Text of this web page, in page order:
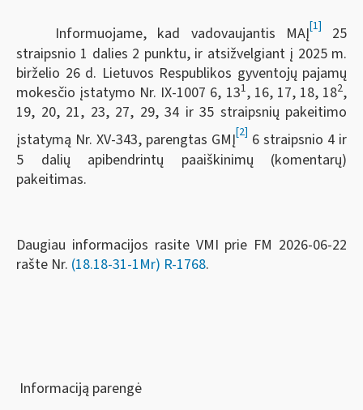
Informuojame, kad vadovaujantis MAĮ[1]
25
straipsnio 1 dalies 2 punktu, ir atsižvelgiant į 2025 m.
birželio 26 d. Lietuvos Respublikos gyventojų pajamų
mokesčio įstatymo Nr. IX-1007 6, 131, 16, 17, 18, 182,
19, 20, 21, 23, 27, 29, 34 ir 35 straipsnių pakeitimo
įstatymą Nr. XV-343, parengtas GMĮ[2] 6 straipsnio 4 ir
5 dalių apibendrintų paaiškinimų (komentarų)
pakeitimas.
Daugiau informacijos rasite VMI prie FM 2026-06-22
rašte Nr. (18.18-31-1Mr) R-1768.
Informaciją parengė